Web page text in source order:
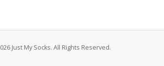
Just My Socks. All Rights Reserved.